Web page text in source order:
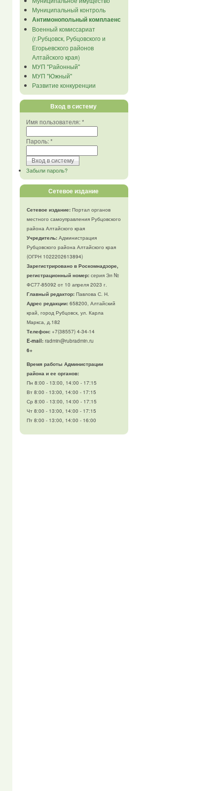
Муниципальный контроль
Антимонопольный комплаенс
Военный комиссариат
(г.Рубцовск, Рубцовского и
Егорьевского районов
Алтайского края)
МУП "Районный"
МУП "Южный"
Развитие конкуренции
Вход в систему
Имя пользователя:*
Пароль:*
Забыли пароль?
Сетевое издание
Сетевое издание:Портал органов
местного самоуправления Рубцовского
района Алтайского края
Учредитель:Администрация
Рубцовского района Алтайского края
(ОГРН 1022202613894)
Зарегистрировано в Роскомнадзоре,
регистрационный номер:серия Эл №
ФС77-85092 от 10 апреля 2023 г.
Главный редактор:Павлова С. Н.
Адрес редакции:658200, Алтайский
край, город Рубцовск, ул. Карла
Маркса, д.182
Телефон:+7(38557) 4-34-14
E-mail:radmin@rubradmin.ru
6+
Время работы Администрации
района и ее органов:
Пн 8:00 - 13:00, 14:00 - 17:15
Вт 8:00 - 13:00, 14:00 - 17:15
Ср 8:00 - 13:00, 14:00 - 17:15
Чт 8:00 - 13:00, 14:00 - 17:15
Пт 8:00 - 13:00, 14:00 - 16:00